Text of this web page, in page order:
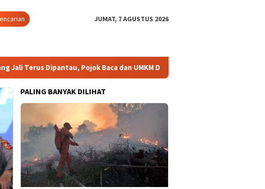
JUMAT, 7 AGUSTUS 2026
Dipantau, Pojok Baca dan UMKM Digital Segera Diperkuat
PALING BANYAK DILIHAT